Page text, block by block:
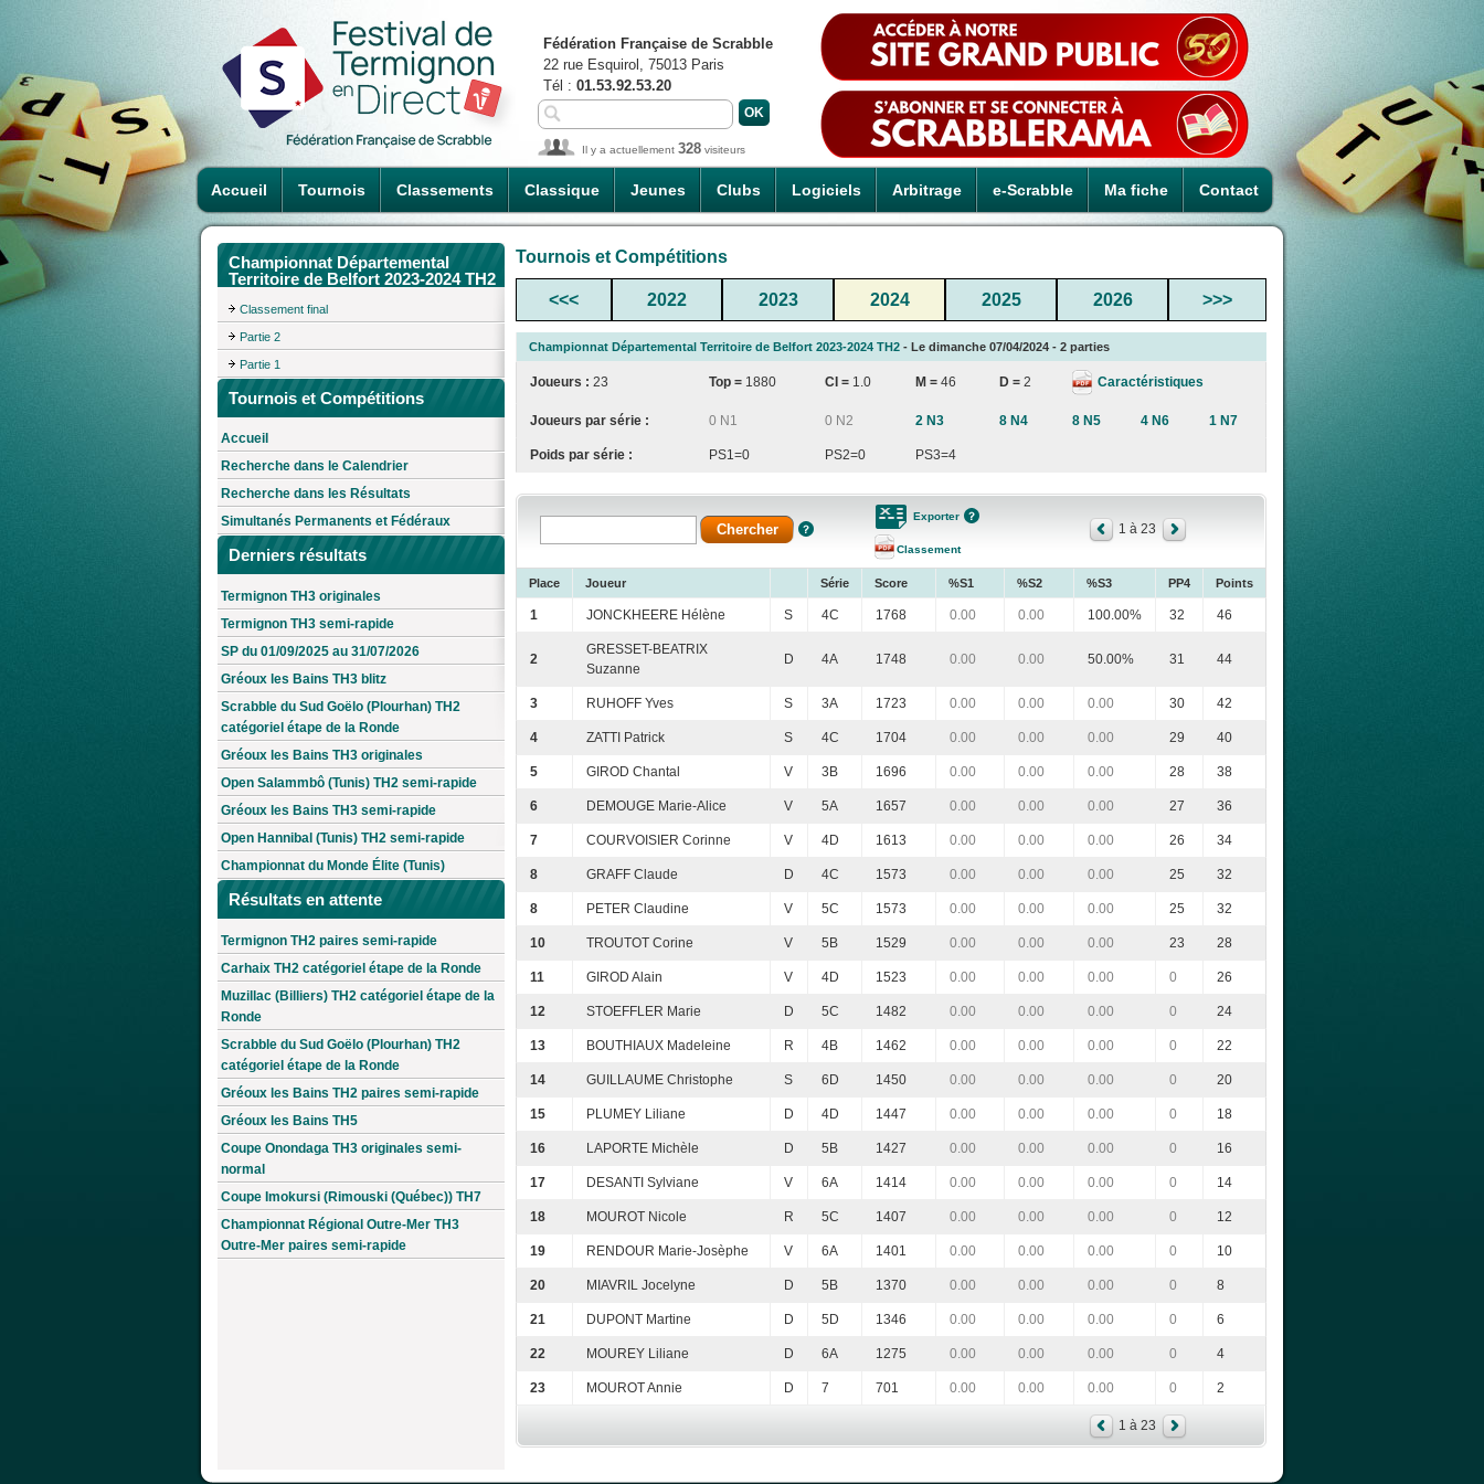
Accueil Tournois Classements Classique Jeunes Clubs Logiciels Arbitrage e-Scrabble Ma fiche Contact
Fédération Française de Scrabble
22 rue Esquirol, 75013 Paris
Tél : 01.53.92.53.20
Il y a actuellement 328 visiteurs
Championnat Départemental
Territoire de Belfort 2023-2024 TH2
Classement final
Partie 2
Partie 1
Tournois et Compétitions
Accueil
Recherche dans le Calendrier
Recherche dans les Résultats
Simultanés Permanents et Fédéraux
Derniers résultats
Termignon TH3 originales
Termignon TH3 semi-rapide
SP du 01/09/2025 au 31/07/2026
Gréoux les Bains TH3 blitz
Scrabble du Sud Goëlo (Plourhan) TH2
catégoriel étape de la Ronde
Gréoux les Bains TH3 originales
Open Salammbô (Tunis) TH2 semi-rapide
Gréoux les Bains TH3 semi-rapide
Open Hannibal (Tunis) TH2 semi-rapide
Championnat du Monde Élite (Tunis)
Résultats en attente
Termignon TH2 paires semi-rapide
Carhaix TH2 catégoriel étape de la Ronde
Muzillac (Billiers) TH2 catégoriel étape de la
Ronde
Scrabble du Sud Goëlo (Plourhan) TH2
catégoriel étape de la Ronde
Gréoux les Bains TH2 paires semi-rapide
Gréoux les Bains TH5
Coupe Onondaga TH3 originales semi-
normal
Coupe Imokursi (Rimouski (Québec)) TH7
Championnat Régional Outre-Mer TH3
Outre-Mer paires semi-rapide
Tournois et Compétitions
<<< 2022 2023 2024 2025 2026 >>>
Championnat Départemental Territoire de Belfort 2023-2024 TH2 - Le dimanche 07/04/2024 - 2 parties
Joueurs : 23 Top = 1880 CI = 1.0 M = 46 D = 2 Caractéristiques
Joueurs par série : 0 N1 0 N2 2 N3 8 N4 8 N5 4 N6 1 N7
Poids par série : PS1=0 PS2=0 PS3=4
Exporter
Classement
1 à 23
Place Joueur Série Score %S1 %S2 %S3 PP4 Points
1 JONCKHEERE Hélène S 4C 1768 0.00 0.00 100.00% 32 46
2
GRESSET-BEATRIX
Suzanne
D 4A 1748 0.00 0.00 50.00% 31 44
3 RUHOFF Yves S 3A 1723 0.00 0.00 0.00 30 42
4 ZATTI Patrick S 4C 1704 0.00 0.00 0.00 29 40
5 GIROD Chantal V 3B 1696 0.00 0.00 0.00 28 38
6 DEMOUGE Marie-Alice V 5A 1657 0.00 0.00 0.00 27 36
7 COURVOISIER Corinne V 4D 1613 0.00 0.00 0.00 26 34
8 GRAFF Claude D 4C 1573 0.00 0.00 0.00 25 32
8 PETER Claudine V 5C 1573 0.00 0.00 0.00 25 32
10 TROUTOT Corine V 5B 1529 0.00 0.00 0.00 23 28
11 GIROD Alain V 4D 1523 0.00 0.00 0.00 0 26
12 STOEFFLER Marie D 5C 1482 0.00 0.00 0.00 0 24
13 BOUTHIAUX Madeleine R 4B 1462 0.00 0.00 0.00 0 22
14 GUILLAUME Christophe S 6D 1450 0.00 0.00 0.00 0 20
15 PLUMEY Liliane D 4D 1447 0.00 0.00 0.00 0 18
16 LAPORTE Michèle D 5B 1427 0.00 0.00 0.00 0 16
17 DESANTI Sylviane V 6A 1414 0.00 0.00 0.00 0 14
18 MOUROT Nicole R 5C 1407 0.00 0.00 0.00 0 12
19 RENDOUR Marie-Josèphe V 6A 1401 0.00 0.00 0.00 0 10
20 MIAVRIL Jocelyne D 5B 1370 0.00 0.00 0.00 0 8
21 DUPONT Martine D 5D 1346 0.00 0.00 0.00 0 6
22 MOUREY Liliane D 6A 1275 0.00 0.00 0.00 0 4
23 MOUROT Annie D 7 701 0.00 0.00 0.00 0 2
1 à 23